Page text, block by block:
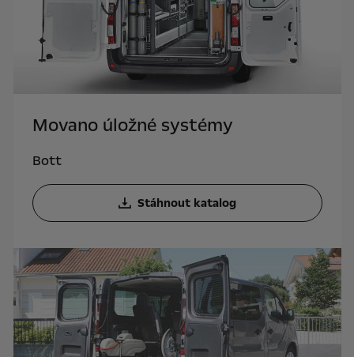
Movano úložné systémy
Bott
Stáhnout katalog